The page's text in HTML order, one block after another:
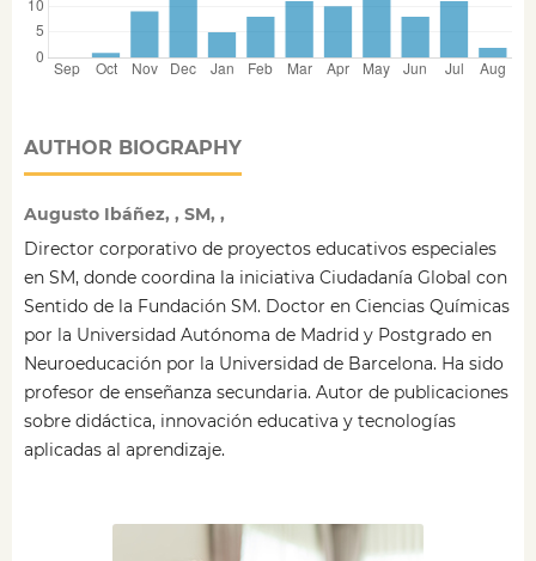
AUTHOR BIOGRAPHY
Augusto Ibáñez, , SM, ,
Director corporativo de proyectos educativos especiales
en SM, donde coordina la iniciativa Ciudadanía Global con
Sentido de la Fundación SM. Doctor en Ciencias Químicas
por la Universidad Autónoma de Madrid y Postgrado en
Neuroeducación por la Universidad de Barcelona. Ha sido
profesor de enseñanza secundaria. Autor de publicaciones
sobre didáctica, innovación educativa y tecnologías
aplicadas al aprendizaje.